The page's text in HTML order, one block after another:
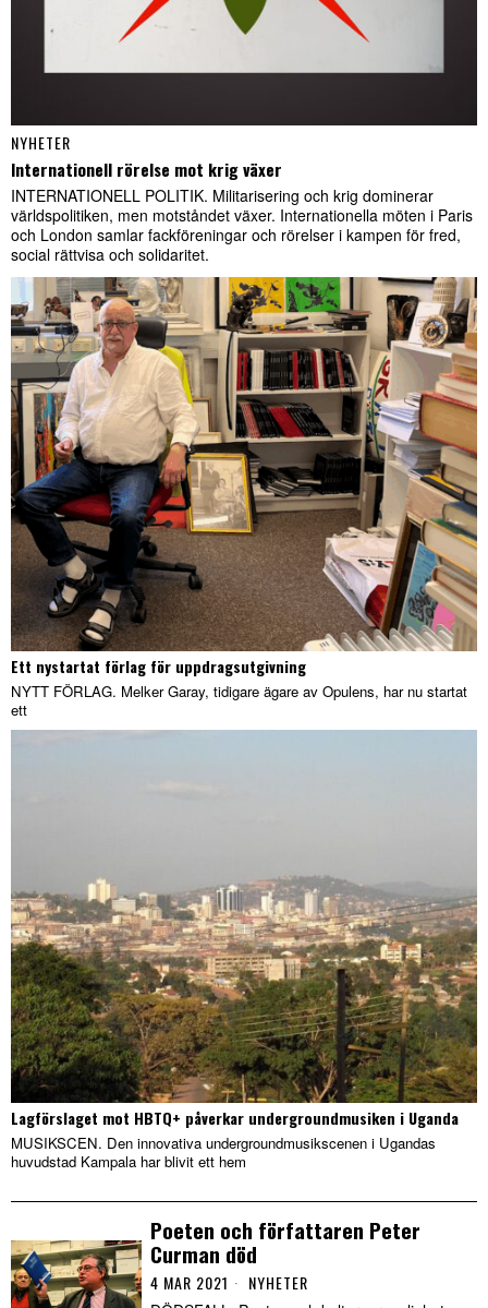
NYHETER
Internationell rörelse mot krig växer
INTERNATIONELL POLITIK. Militarisering och krig dominerar
världspolitiken, men motståndet växer. Internationella möten i Paris
och London samlar fackföreningar och rörelser i kampen för fred,
social rättvisa och solidaritet.
Ett nystartat förlag för uppdragsutgivning
NYTT FÖRLAG. Melker Garay, tidigare ägare av Opulens, har nu startat
ett
Lagförslaget mot HBTQ+ påverkar undergroundmusiken i Uganda
MUSIKSCEN. Den innovativa undergroundmusikscenen i Ugandas
huvudstad Kampala har blivit ett hem
Poeten och författaren Peter
Curman död
4 MAR 2021 NYHETER